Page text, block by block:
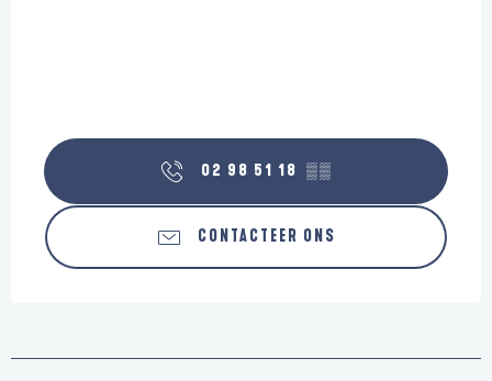
02 98 51 18 ▒▒
CONTACTEER ONS